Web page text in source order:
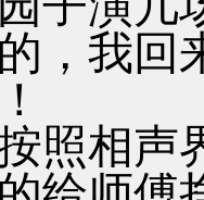
，我回
照相声